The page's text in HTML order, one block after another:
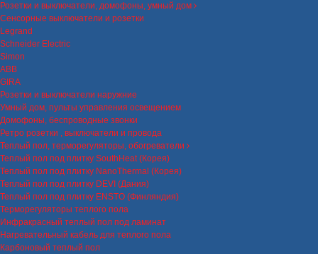
Розетки и выключатели, домофоны, умный дом
Сенсорные выключатели и розетки
Legrand
Schneider Electric
Simon
ABB
GIRA
Розетки и выключатели наружние
Умный дом, пульты управления освещением
Домофоны, беспроводные звонки
Ретро розетки , выключатели и провода
Теплый пол, терморегуляторы, обогреватели
Теплый пол под плитку SouthHeat (Корея)
Теплый пол под плитку NanoThermal (Корея)
Теплый пол под плитку DEVI (Дания)
Теплый пол под плитку ENSTO (Финляндия)
Терморегуляторы теплого пола
Инфракрасный теплый пол под ламинат
Нагревательный кабель для теплого пола
Карбоновый теплый пол